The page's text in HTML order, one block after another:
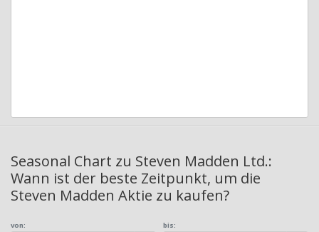
Seasonal Chart zu Steven Madden Ltd.:
Wann ist der beste Zeitpunkt, um die
Steven Madden Aktie zu kaufen?
von: bis: